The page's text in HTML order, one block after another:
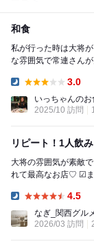
和食
私が行った時は大将
な雰囲気で常連さん
3.0
いっちゃんの
2025/10 訪問
リピート！1人飲み
大将の雰囲気が素敵で 料理も美味しくて、海鮮も居酒屋メニューも食べ
れて最高なお店♡ ☑︎まぐろブツ ¥200 ☑︎500ベロ ¥500 500円でドリンク
4.5
なぎ_関西グル
2026/03 訪問